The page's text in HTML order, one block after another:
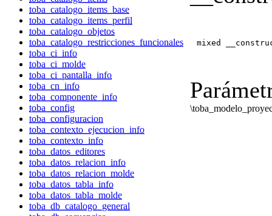
toba_catalogo_items_base
toba_catalogo_items_perfil
toba_catalogo_objetos
toba_catalogo_restricciones_funcionales
toba_ci_info
toba_ci_molde
toba_ci_pantalla_info
toba_cn_info
toba_componente_info
toba_config
toba_configuracion
toba_contexto_ejecucion_info
toba_contexto_info
toba_datos_editores
toba_datos_relacion_info
toba_datos_relacion_molde
toba_datos_tabla_info
toba_datos_tabla_molde
toba_db_catalogo_general
mixed